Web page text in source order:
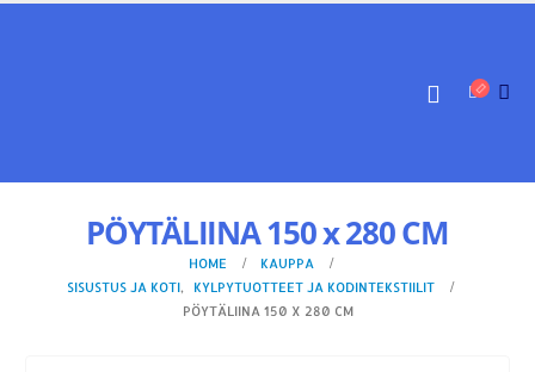
PÖYTÄLIINA 150 x 280 CM
HOME
KAUPPA
SISUSTUS JA KOTI,
KYLPYTUOTTEET JA KODINTEKSTIILIT
PÖYTÄLIINA 150 X 280 CM